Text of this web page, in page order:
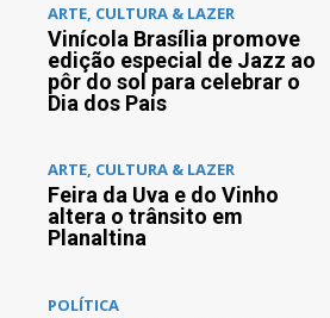
ARTE, CULTURA & LAZER
Vinícola Brasília promove
edição especial de Jazz ao
pôr do sol para celebrar o
Dia dos Pais
ARTE, CULTURA & LAZER
Feira da Uva e do Vinho
altera o trânsito em
Planaltina
POLÍTICA